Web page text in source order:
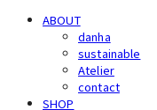
ABOUT
danha
sustainable
Atelier
contact
SHOP